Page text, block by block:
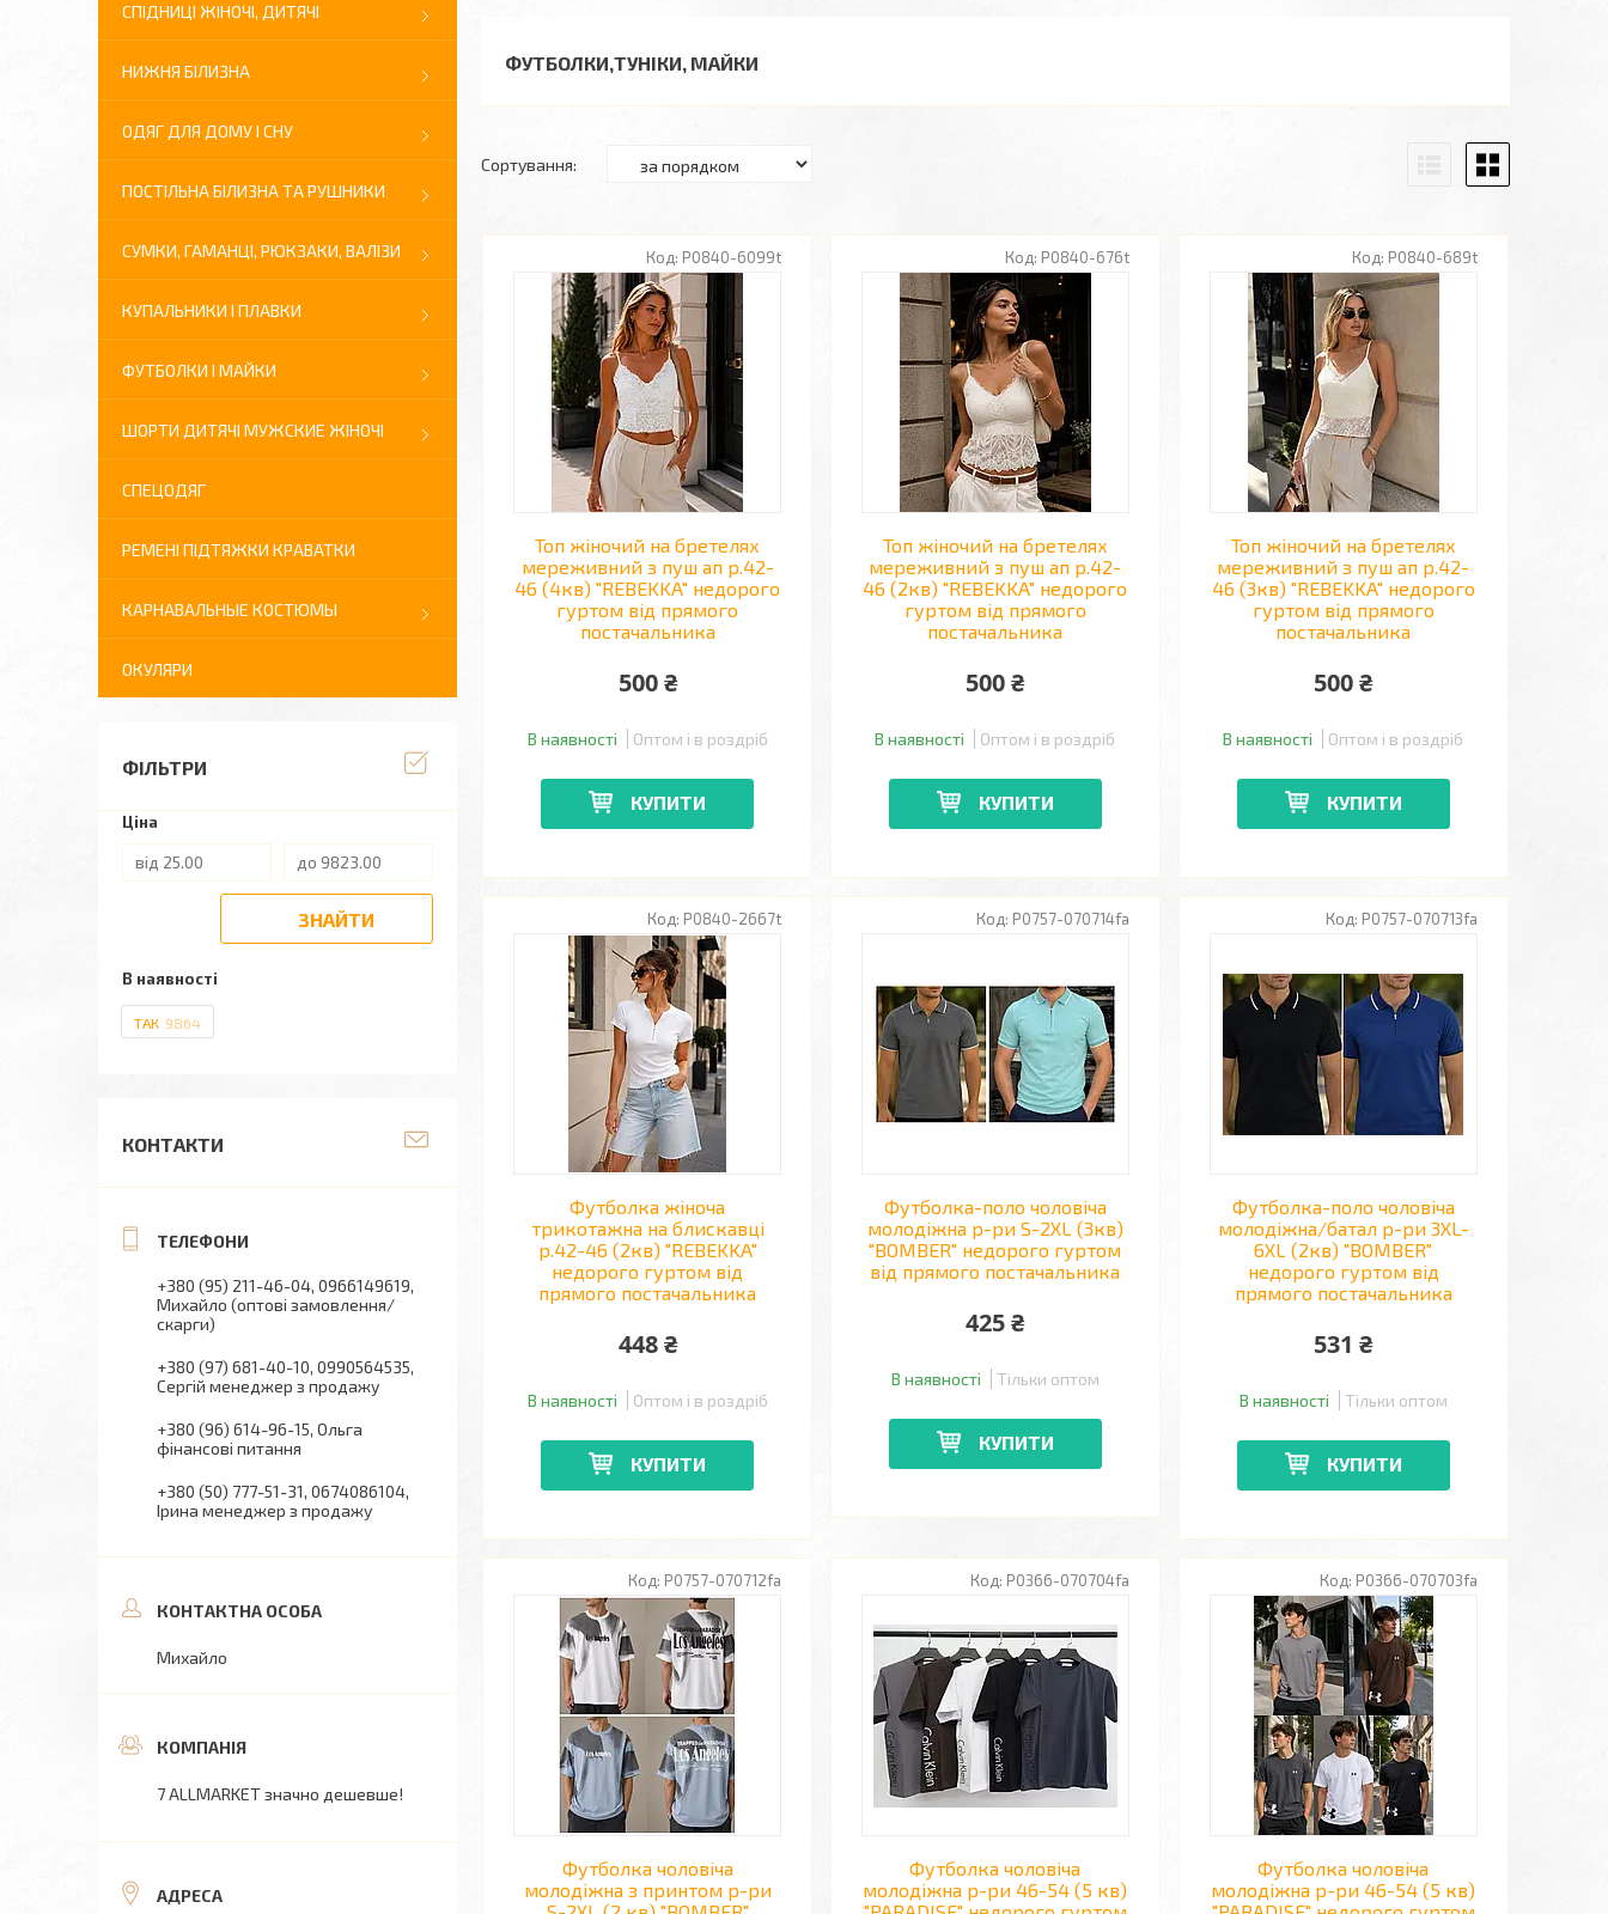
ФУТБОЛКИ,ТУНІКИ, МАЙКИ
P0840-6099t
Топ жіночий на бретелях
мереживний з пуш ап р.42-
46 (4кв) "REBEKKA" недорого
гуртом від прямого
постачальника
500 ₴
В наявності Оптом і в роздріб
КУПИТИ
P0840-676t
Топ жіночий на бретелях
мереживний з пуш ап р.42-
46 (2кв) "REBEKKA" недорого
гуртом від прямого
постачальника
500 ₴
В наявності Оптом і в роздріб
КУПИТИ
P0840-689t
Топ жіночий на бретелях
мереживний з пуш ап р.42-
46 (3кв) "REBEKKA" недорого
гуртом від прямого
постачальника
500 ₴
В наявності Оптом і в роздріб
КУПИТИ
P0840-2667t
Футболка жіноча
трикотажна на блискавці
р.42-46 (2кв) "REBEKKA"
недорого гуртом від
прямого постачальника
448 ₴
В наявності Оптом і в роздріб
КУПИТИ
P0757-070714fa
Футболка-поло чоловіча
молодіжна р-ри S-2XL (3кв)
"BOMBER" недорого гуртом
від прямого постачальника
425 ₴
В наявності Тільки оптом
КУПИТИ
P0757-070713fa
Футболка-поло чоловіча
молодіжна/батал р-ри 3XL-
6XL (2кв) "BOMBER"
недорого гуртом від
прямого постачальника
531 ₴
В наявності Тільки оптом
КУПИТИ
P0757-070712fa
Футболка чоловіча
молодіжна з принтом р-ри
P0366-070704fa
Футболка чоловіча
молодіжна р-ри 46-54 (5 кв)
P0366-070703fa
Футболка чоловіча
молодіжна р-ри 46-54 (5 кв)
СПІДНИЦІ ЖІНОЧІ, ДИТЯЧІ
НИЖНЯ БІЛИЗНА
ОДЯГ ДЛЯ ДОМУ І СНУ
ПОСТІЛЬНА БІЛИЗНА ТА РУШНИКИ
СУМКИ, ГАМАНЦІ, РЮКЗАКИ, ВАЛІЗИ
КУПАЛЬНИКИ І ПЛАВКИ
ФУТБОЛКИ І МАЙКИ
ШОРТИ ДИТЯЧІ МУЖСКИЕ ЖІНОЧІ
СПЕЦОДЯГ
РЕМЕНІ ПІДТЯЖКИ КРАВАТКИ
КАРНАВАЛЬНЫЕ КОСТЮМЫ
ОКУЛЯРИ
ФІЛЬТРИ
Ціна
ЗНАЙТИ
В наявності
ТАК 9864
КОНТАКТИ
+380 (95) 211-46-04 0966149619
Михайло (оптові замовлення/
скарги)
+380 (97) 681-40-10 0990564535
Сергій менеджер з продажу
+380 (96) 614-96-15 Ольга
фінансові питання
+380 (50) 777-51-31 0674086104
Ірина менеджер з продажу
Михайло
7 ALLMARKET значно дешевше!